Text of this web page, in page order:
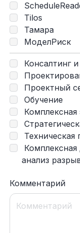
Tilos
Тамара
МоделРиск
Консалтинг
Проектный
Обучение
Комплексная
Комплексная
анализ
Комментарий